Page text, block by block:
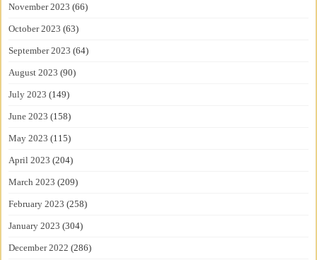
November 2023 (66)
October 2023 (63)
September 2023 (64)
August 2023 (90)
July 2023 (149)
June 2023 (158)
May 2023 (115)
April 2023 (204)
March 2023 (209)
February 2023 (258)
January 2023 (304)
December 2022 (286)